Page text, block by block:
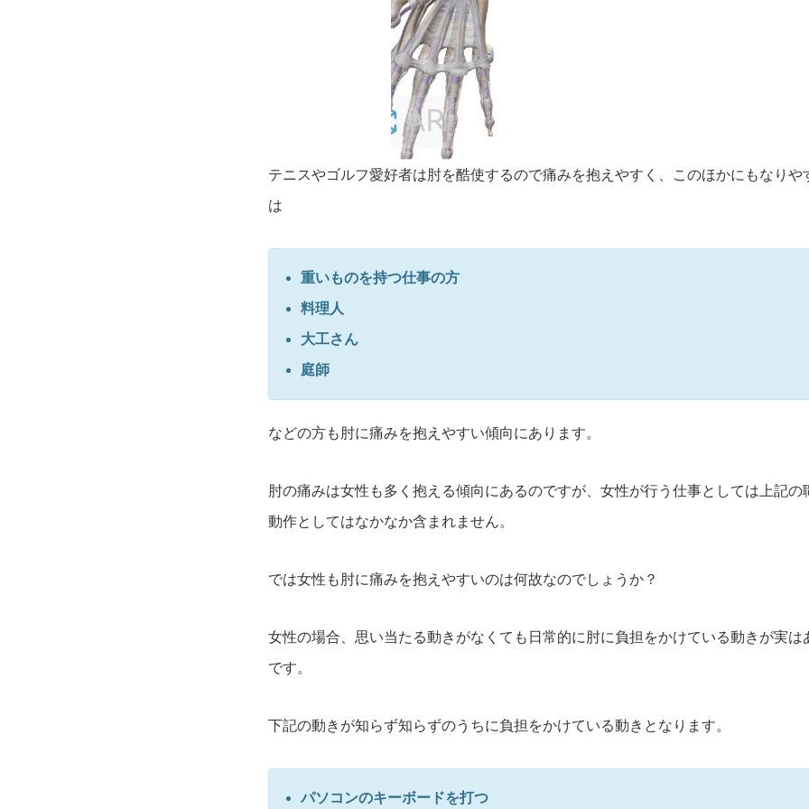
テニスやゴルフ愛好者は肘を酷使するので痛みを抱えやすく、このほかにもなりや
は
重いものを持つ仕事の方
料理人
大工さん
庭師
などの方も肘に痛みを抱えやすい傾向にあります。
肘の痛みは女性も多く抱える傾向にあるのですが、女性が行う仕事としては上記の
動作としてはなかなか含まれません。
では女性も肘に痛みを抱えやすいのは何故なのでしょうか？
女性の場合、思い当たる動きがなくても日常的に肘に負担をかけている動きが実は
です。
下記の動きが知らず知らずのうちに負担をかけている動きとなります。
パソコンのキーボードを打つ